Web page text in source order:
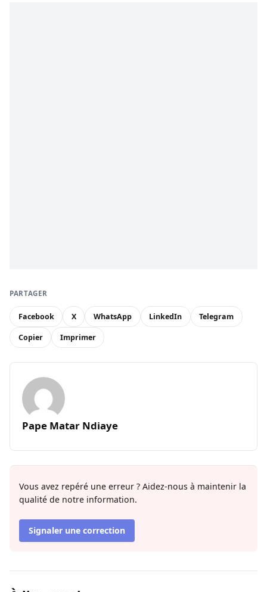
PARTAGER
Facebook X WhatsApp LinkedIn Telegram
Copier Imprimer
Pape Matar Ndiaye
Vous avez repéré une erreur ? Aidez-nous à maintenir la
qualité de notre information.
Signaler une correction